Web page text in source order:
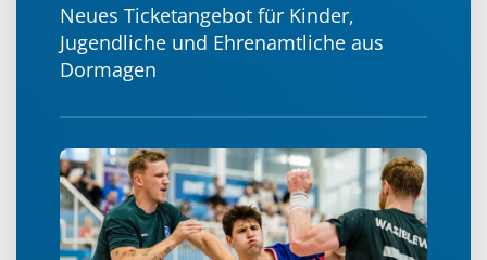
Neues Ticketangebot für Kinder,
Jugendliche und Ehrenamtliche aus
Dormagen